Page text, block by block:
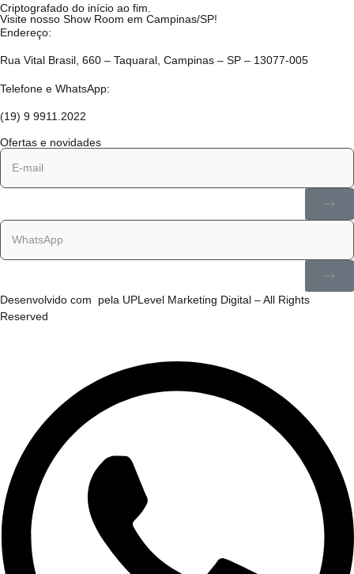
Criptografado do início ao fim.
Visite nosso Show Room em Campinas/SP!
Endereço:
Rua Vital Brasil, 660 – Taquaral, Campinas – SP – 13077-005
Telefone e WhatsApp:
(19) 9 9911.2022
Ofertas e novidades
Desenvolvido com pela UPLevel Marketing Digital – All Rights
Reserved